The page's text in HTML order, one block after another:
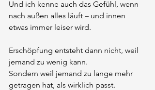
Und ich kenne auch das Gefühl, wenn
nach außen alles läuft – und innen
etwas immer leiser wird.
Erschöpfung entsteht dann nicht, weil
jemand zu wenig kann.
Sondern weil jemand zu lange mehr
getragen hat, als wirklich passt.